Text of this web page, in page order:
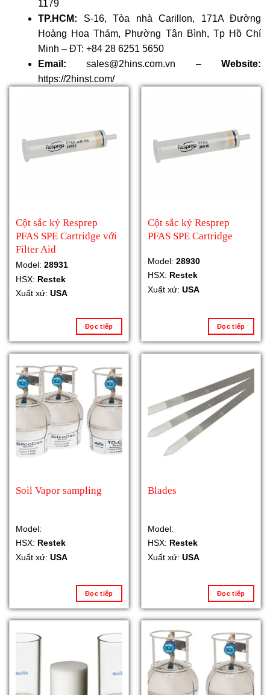
1179
TP.HCM: S-16, Tòa nhà Carillon, 171A Đường
Hoàng Hoa Thám, Phường Tân Bình, Tp Hồ Chí
Minh – ĐT: +84 28 6251 5650
Email: sales@2hins.com.vn – Website:
https://2hinst.com/
Cột sắc ký Resprep
PFAS SPE Cartridge với
Filter Aid
Model: 28931
HSX: Restek
Xuất xứ: USA
Đọc tiếp
Cột sắc ký Resprep
PFAS SPE Cartridge
Model: 28930
HSX: Restek
Xuất xứ: USA
Đọc tiếp
Soil Vapor sampling
Model:
HSX: Restek
Xuất xứ: USA
Đọc tiếp
Blades
Model:
HSX: Restek
Xuất xứ: USA
Đọc tiếp